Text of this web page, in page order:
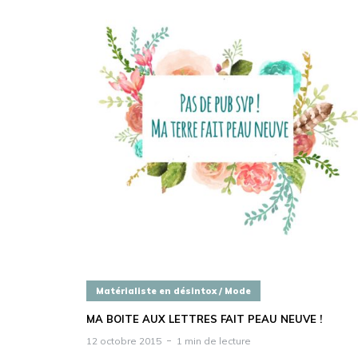
Matérialiste en désintox / Mode
MA BOITE AUX LETTRES FAIT PEAU NEUVE !
12 octobre 2015 1 min de lecture